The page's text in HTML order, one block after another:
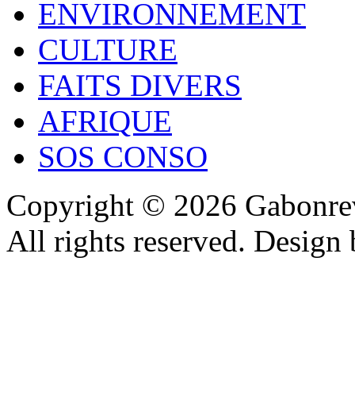
ENVIRONNEMENT
CULTURE
FAITS DIVERS
AFRIQUE
SOS CONSO
Copyright © 2026
All rights reserved.